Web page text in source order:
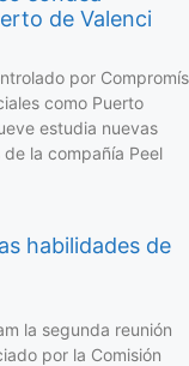
de Valenci
por Compromís
como Puerto
estudia nuevas
la compañía Peel
habilidades de
la segunda reunión
por la Comisión